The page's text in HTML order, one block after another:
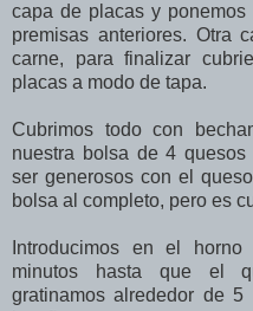
capa de placas y
premisas anteriores. Otra
carne, para finalizar
placas a modo de tapa.
Cubrimos todo con
nuestra bolsa de 4
ser generosos con el
bolsa al completo, pero es
Introducimos en el
minutos hasta que el
gratinamos alrededor de